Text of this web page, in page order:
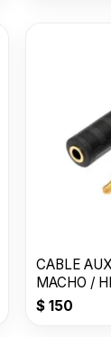
CABLE
MACHO /
NEGRO JK
$150